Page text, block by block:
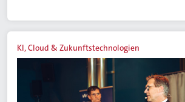
KI, Cloud & Zukunftstechnologien